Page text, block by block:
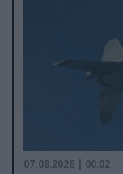
07.08.2026 | 00:02